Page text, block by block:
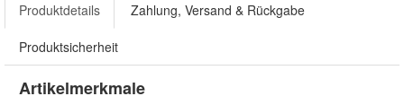
Produktdetails Zahlung, Versand & Rückgabe
Produktsicherheit
Artikelmerkmale